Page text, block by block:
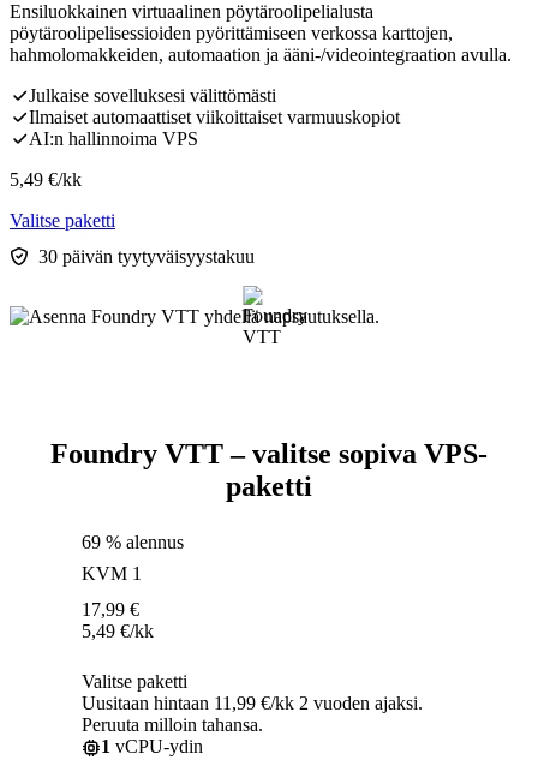
Ensiluokkainen virtuaalinen pöytäroolipelialusta
pöytäroolipelisessioiden pyörittämiseen verkossa karttojen,
hahmolomakkeiden, automaation ja ääni-/videointegraation avulla.
Julkaise sovelluksesi välittömästi
Ilmaiset automaattiset viikoittaiset varmuuskopiot
AI:n hallinnoima VPS
5,49 €/kk
Valitse paketti
30 päivän tyytyväisyystakuu
Foundry VTT – valitse sopiva VPS-
paketti
69 % alennus
KVM 1
17,99 €
5,49 €/kk
Valitse paketti
Uusitaan hintaan 11,99 €/kk 2 vuoden ajaksi.
Peruuta milloin tahansa.
1 vCPU-ydin